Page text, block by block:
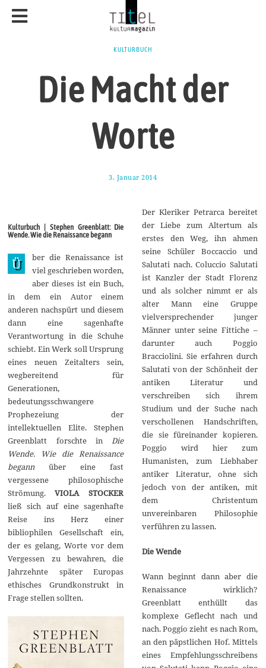
KULTURBUCH
Die Macht der
Worte
3. Januar 2014
a
n
u
a
r
2
0
1
Kulturbuch | Stephen Greenblatt: Die
Wende. Wie die Renaissance begann
Ü
ber die Renaissance ist
viel geschrieben worden,
aber dieses ist ein Buch,
in dem ein Autor einem
anderen nachspürt und diesem
dann eine sagenhafte
Verantwortung in die Schuhe
schiebt. Ein Werk soll Ursprung
eines neuen Zeitalters sein,
wegbereitend für
Generationen,
bedeutungsschwangere
Prophezeiung der
intellektuellen Elite. Stephen
Greenblatt forschte in Die
Wende. Wie die Renaissance
begannüber eine fast
vergessene philosophische
Strömung.VIOLA STOCKER
ließ sich auf eine sagenhafte
Reise ins Herz einer
bibliophilen Gesellschaft ein,
der es gelang, Worte vor dem
Vergessen zu bewahren, die
Jahrzehnte später Europas
ethisches Grundkonstrukt in
Frage stellen sollten.
Der Kleriker Petrarca bereitet
der Liebe zum Altertum als
erstes den Weg, ihn ahmen
seine Schüler Boccaccio und
Salutati nach. Coluccio Salutati
ist Kanzler der Stadt Florenz
und als solcher nimmt er als
alter Mann eine Gruppe
vielversprechender junger
Männer unter seine Fittiche –
darunter auch Poggio
Bracciolini. Sie erfahren durch
Salutati von der Schönheit der
antiken Literatur und
verschreiben sich ihrem
Studium und der Suche nach
verschollenen Handschriften,
die sie füreinander kopieren.
Poggio wird hier zum
Humanisten, zum Liebhaber
antiker Literatur, ohne sich
jedoch von der antiken, mit
dem Christentum
unvereinbaren Philosophie
verführen zu lassen.
Die Wende
Wann beginnt dann aber die
Renaissance wirklich?
Greenblatt enthüllt das
komplexe Geflecht nach und
nach. Poggio zieht es nach Rom,
an den päpstlichen Hof. Mittels
eines Empfehlungsschreibens